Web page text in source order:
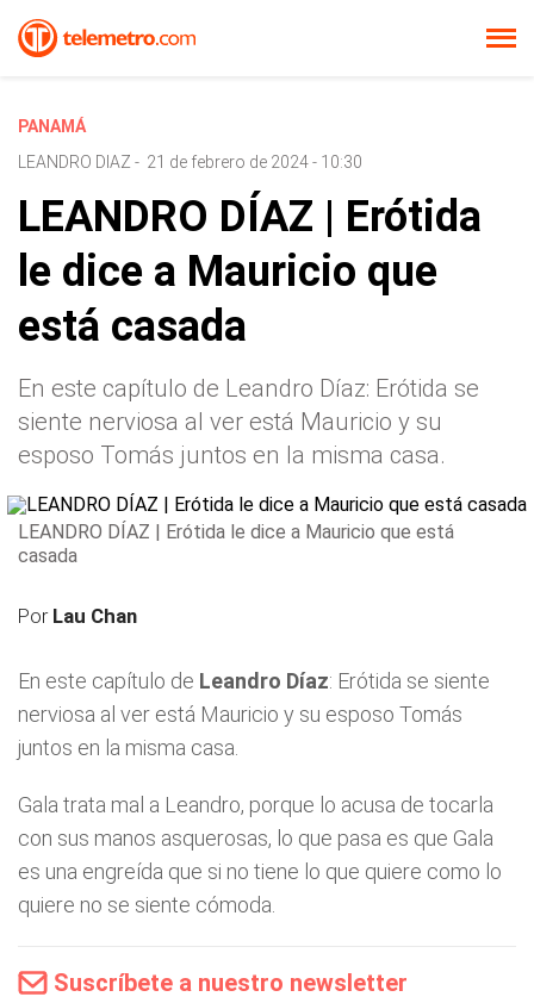
PANAMÁ
LEANDRO DIAZ - 21 de febrero de 2024 - 10:30
LEANDRO DÍAZ | Erótida
le dice a Mauricio que
está casada
En este capítulo de Leandro Díaz: Erótida se
siente nerviosa al ver está Mauricio y su
esposo Tomás juntos en la misma casa.
LEANDRO DÍAZ | Erótida le dice a Mauricio que está
casada
Por Lau Chan
En este capítulo de Leandro Díaz: Erótida se siente
nerviosa al ver está Mauricio y su esposo Tomás
juntos en la misma casa.
Gala trata mal a Leandro, porque lo acusa de tocarla
con sus manos asquerosas, lo que pasa es que Gala
es una engreída que si no tiene lo que quiere como lo
quiere no se siente cómoda.
Suscríbete a nuestro newsletter